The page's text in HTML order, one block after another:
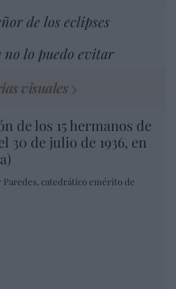
de los eclipses
no lo puedo evitar
visuales
de los 15 hermanos de
30 de julio de 1936, en
Paredes, catedrático emérito de